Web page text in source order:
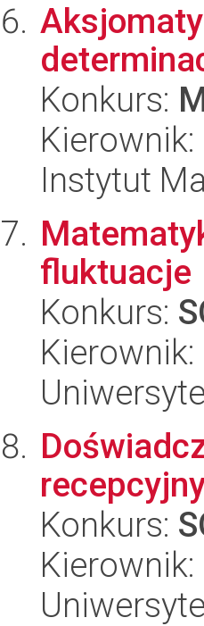
Konkurs:
Instytut
fluktuacje
Konkurs:
Konkurs:
Kierownik: